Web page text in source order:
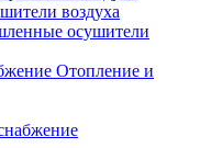
воздуха
осушители
Отопление и